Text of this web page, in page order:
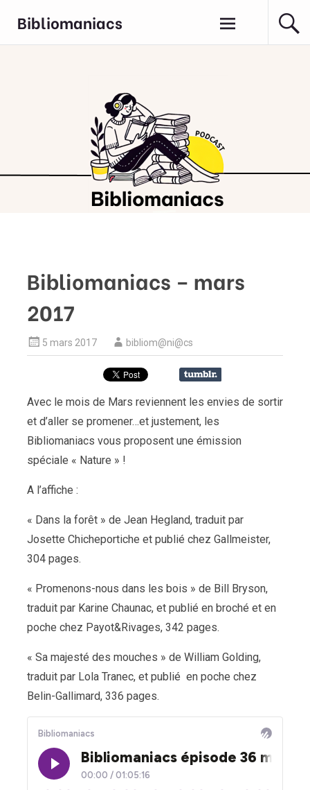
contenu
Bibliomaniacs
Bibliomaniacs – mars
2017
5 mars 2017 bibliom@ni@cs
Avec le mois de Mars reviennent les envies de sortir
et d’aller se promener…et justement, les
Bibliomaniacs vous proposent une émission
spéciale « Nature » !
A l’affiche :
« Dans la forêt » de Jean Hegland, traduit par
Josette Chicheportiche et publié chez Gallmeister,
304 pages.
« Promenons-nous dans les bois » de Bill Bryson,
traduit par Karine Chaunac, et publié en broché et en
poche chez Payot&Rivages, 342 pages.
« Sa majesté des mouches » de William Golding,
traduit par Lola Tranec, et publié en poche chez
Belin-Gallimard, 336 pages.